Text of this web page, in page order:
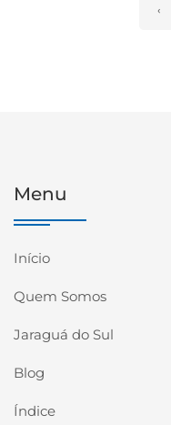
‹
Menu
Início
Quem Somos
Jaraguá do Sul
Blog
Índice